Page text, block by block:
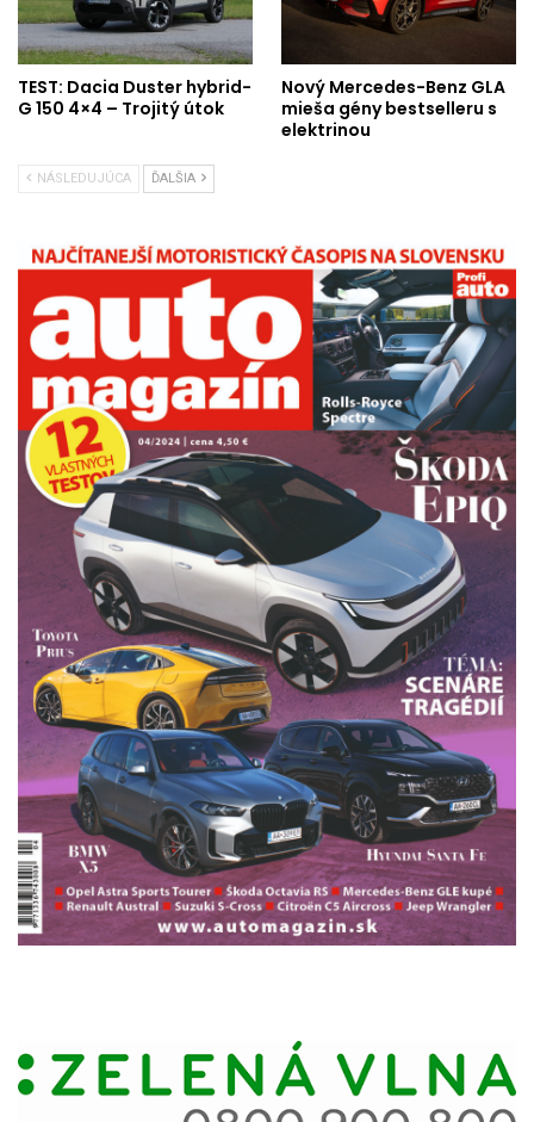
TEST: Dacia Duster hybrid-
G 150 4×4 – Trojitý útok
Nový Mercedes-Benz GLA
mieša gény bestselleru s
elektrinou
NÁSLEDUJÚCA ĎALŠIA